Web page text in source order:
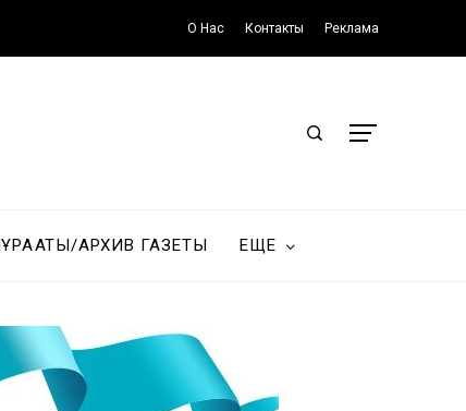
О Нас Контакты Реклама
АРХИВ ГАЗЕТЫ ЕЩЕ